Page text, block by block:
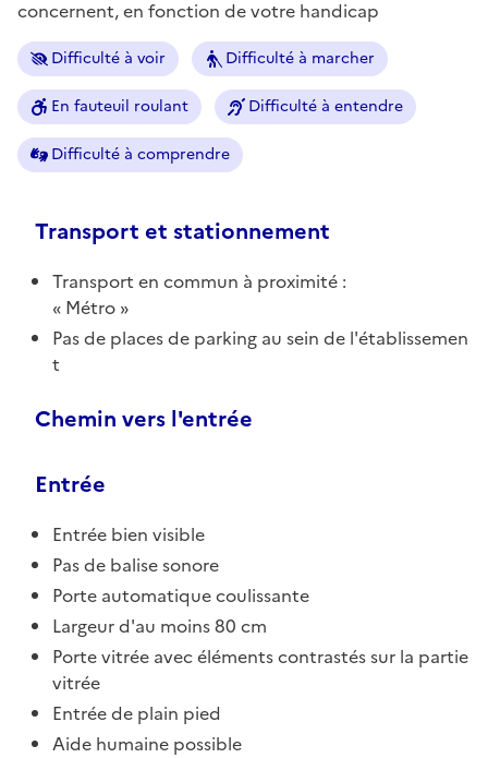
concernent, en fonction de votre handicap
Difficulté à voir Difficulté à marcher
En fauteuil roulant Difficulté à entendre
Difficulté à comprendre
Transport et stationnement
Transport en commun à proximité :
Métro
Pas de places de parking au sein de l'établissemen
t
Chemin vers l'entrée
Entrée
Entrée bien visible
Pas de balise sonore
Porte automatique coulissante
Largeur d'au moins 80 cm
Porte vitrée avec éléments contrastés sur la partie
vitrée
Entrée de plain pied
Aide humaine possible